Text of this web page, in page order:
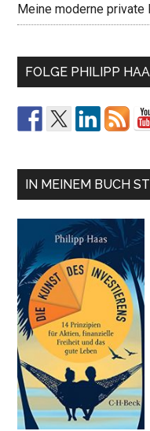
Meine moderne private
FOLGE PHILIPP
IN MEINEM BUCH